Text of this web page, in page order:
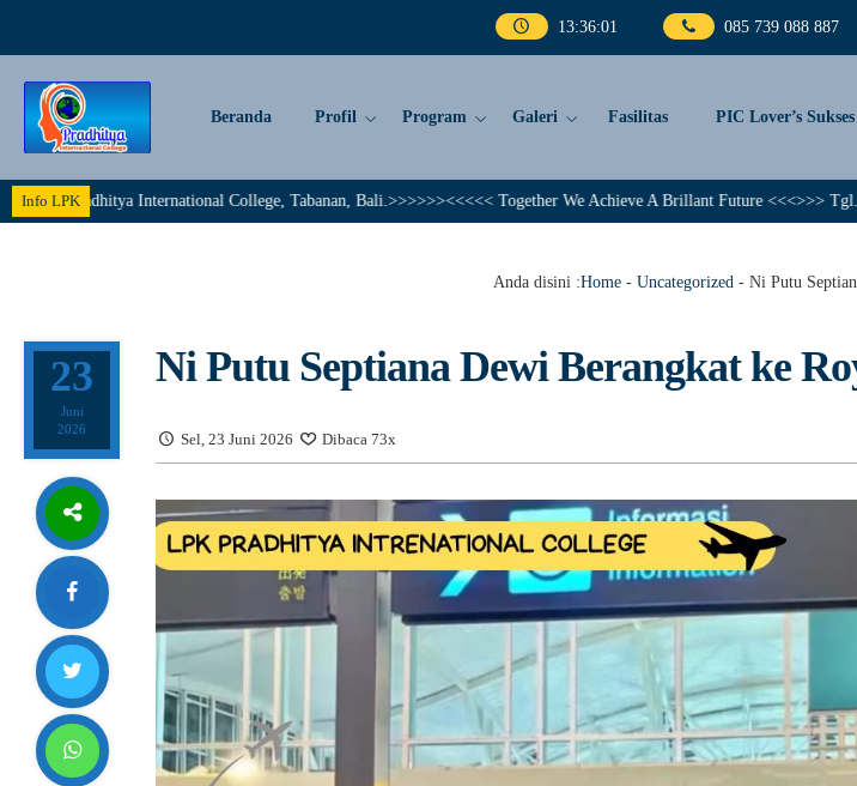
13:36:02 085 739 088 887
Beranda Profil Program Galeri Fasilitas PIC Lover’s Sukses
Info LPKInternational College, Tabanan, Bali.>>>>>><<<<< Together We Achieve A Brillant Future <<<>>> Tgl. 20 dan
Anda disini :Home - Uncategorized - Ni Putu
23
Juni
2026
Ni Putu Septiana Dewi Berangkat ke
Sel, 23 Juni 2026 Dibaca 73x